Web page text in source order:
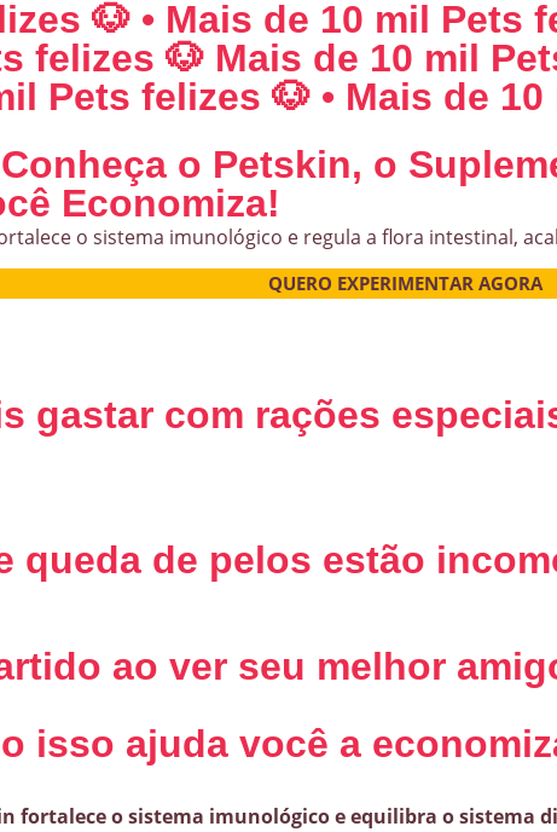
🐶 • Mais de 10 mil Pets
felizes 🐶 Mais de 10 mil
Pets felizes 🐶 • Mais de
Conheça o Petskin, o
Economiza!
o sistema imunológico e regula a flora intestinal,
QUERO EXPERIMENTAR AGORA
gastar com rações
queda de pelos estão
ao ver seu melhor
isso ajuda você a
fortalece o sistema imunológico e equilibra o sistema